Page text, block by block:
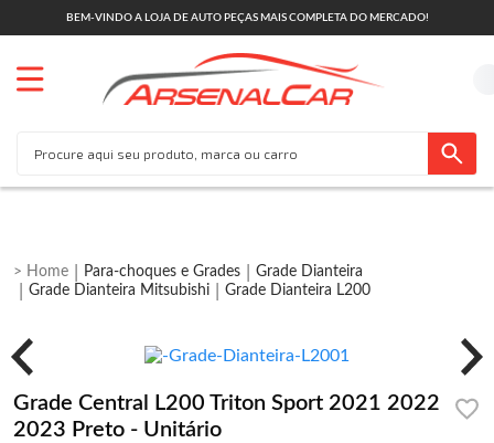
BEM-VINDO A LOJA DE AUTO PEÇAS MAIS COMPLETA DO MERCADO!
Para-choques e Grades
Grade Dianteira
Grade Dianteira Mitsubishi
Grade Dianteira L200
Grade Central L200 Triton Sport 2021 2022
2023 Preto - Unitário